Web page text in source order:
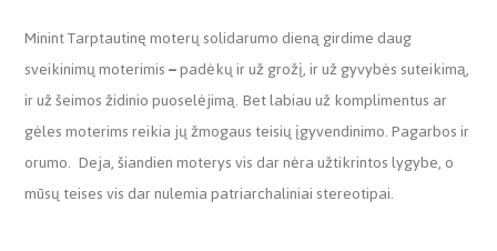
Minint Tarptautinę moterų solidarumo dieną girdime daug
sveikinimų moterimis–padėkų ir už grožį, ir už gyvybės suteikimą,
ir už šeimos židinio puoselėjimą. Bet labiau už komplimentus ar
gėles moterims reikia jų žmogaus teisių įgyvendinimo. Pagarbos ir
orumo. Deja, šiandien moterys vis dar nėra užtikrintos lygybe, o
mūsų teises vis dar nulemia patriarchaliniai stereotipai.